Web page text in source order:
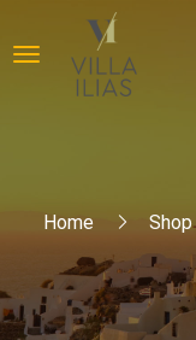
Home Shop